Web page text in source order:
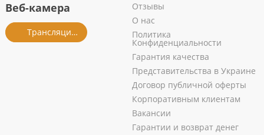
Веб-камера
Трансляция из салона
Отзывы
О нас
Политика
Конфиденциальности
Гарантия качества
Представительства в Украине
Договор публичной оферты
Корпоративным клиентам
Вакансии
Гарантии и возврат денег